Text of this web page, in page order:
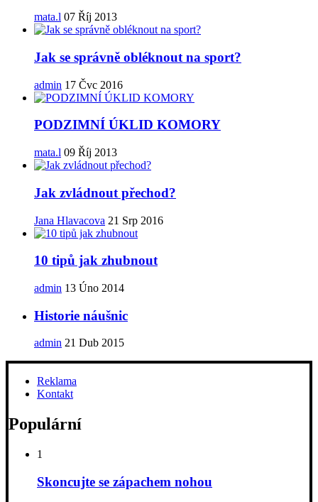
mata.l 07 Říj 2013
Jak se správně obléknout na sport?
admin 17 Čvc 2016
PODZIMNÍ ÚKLID KOMORY
mata.l 09 Říj 2013
Jak zvládnout přechod?
Jana Hlavacova 21 Srp 2016
10 tipů jak zhubnout
admin 13 Úno 2014
Historie náušnic
admin 21 Dub 2015
Reklama
Kontakt
Populární
1
Skoncujte se zápachem nohou